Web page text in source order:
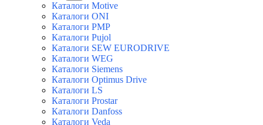
Каталоги Motive
Каталоги ONI
Каталоги PMP
Каталоги Pujol
Каталоги SEW EURODRIVE
Каталоги WEG
Каталоги Siemens
Каталоги Optimus Drive
Каталоги LS
Каталоги Prostar
Каталоги Danfoss
Каталоги Veda